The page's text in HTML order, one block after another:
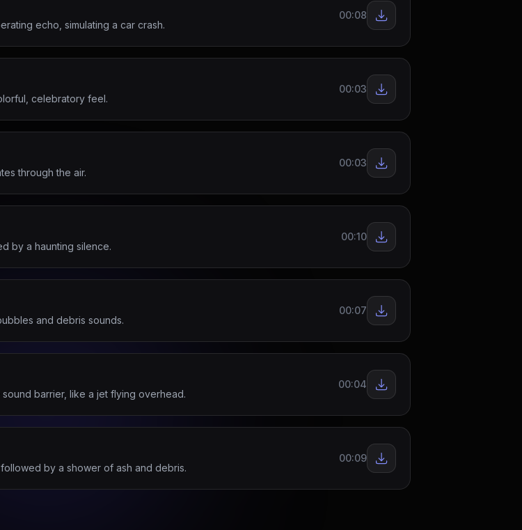
echo, simulating a car crash.
00:08
celebratory feel.
00:03
through the air.
00:03
by a haunting silence.
00:10
and debris sounds.
00:07
barrier, like a jet flying overhead.
00:04
by a shower of ash and debris.
00:09